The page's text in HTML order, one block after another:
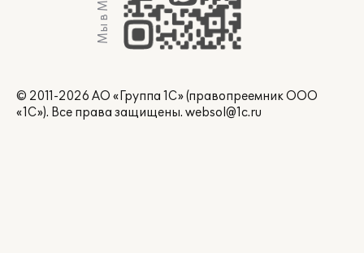
Мы в Max
© 2011-2026 АО «Группа 1С» (правопреемник ООО
«1С»). Все права защищены. websol@1c.ru